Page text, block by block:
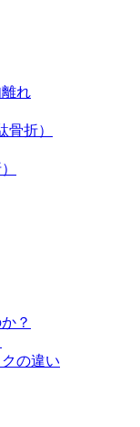
れ
折）
？
の違い